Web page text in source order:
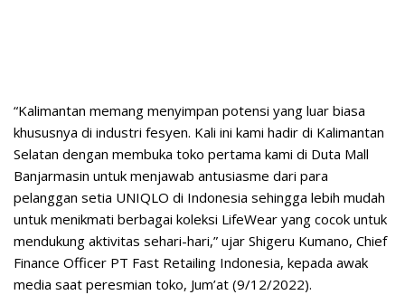
“Kalimantan memang menyimpan potensi yang luar biasa
khususnya di industri fesyen. Kali ini kami hadir di Kalimantan
Selatan dengan membuka toko pertama kami di Duta Mall
Banjarmasin untuk menjawab antusiasme dari para
pelanggan setia UNIQLO di Indonesia sehingga lebih mudah
untuk menikmati berbagai koleksi LifeWear yang cocok untuk
mendukung aktivitas sehari-hari,” ujar Shigeru Kumano, Chief
Finance Officer PT Fast Retailing Indonesia, kepada awak
media saat peresmian toko, Jum’at (9/12/2022).